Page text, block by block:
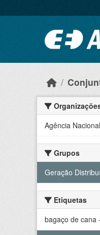
Agência
Grupos
Geração
Etiquetas
bagaço de cana -